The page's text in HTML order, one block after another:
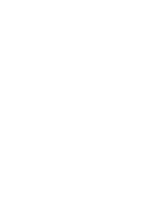
Oscars, photos,
Richard Gere et
de Cannes ?